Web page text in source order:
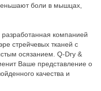
боли в мышцах,
разработанная компанией
стрейчевых тканей с
осязанием. Q-Dry &
Ваше представление о
качества и